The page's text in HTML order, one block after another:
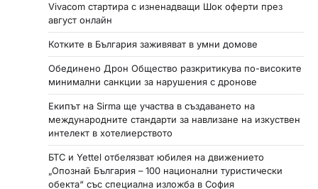
Vivacom стартира с изненадващи Шок оферти през
август онлайн
Котките в България заживяват в умни домове
Обединено Дрон Общество разкритикува по-високите
минимални санкции за нарушения с дронове
Екипът на Sirma ще участва в създаването на
международните стандарти за навлизане на изкуствен
интелект в хотелиерството
БТС и Yettel отбелязват юбилея на движението
„Опознай България – 100 национални туристически
обекта“ със специална изложба в София